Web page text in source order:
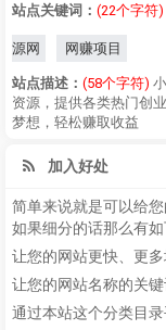
站点关键词： (22个字符)
源网 网赚项目
站点描述： (58个字符)
资源，提供各类热门创
梦想，轻松赚取收益
加入好处
简单来说就是可以给
如果细分的话那么有如
让您的网站更快、更
让您的网站名称的关
通过本站这个分类目